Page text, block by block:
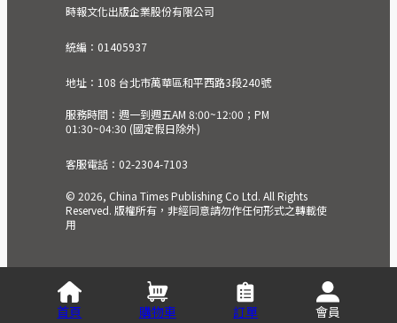
時報文化出版企業股份有限公司
統編：01405937
地址：108 台北市萬華區和平西路3段240號
服務時間：週一到週五AM 8:00~12:00；PM
01:30~04:30 (國定假日除外)
客服電話：02-2304-7103
© 2026, China Times Publishing Co Ltd. All Rights
Reserved. 版權所有，非經同意請勿作任何形式之轉載使
用
首頁 購物車 訂單 會員